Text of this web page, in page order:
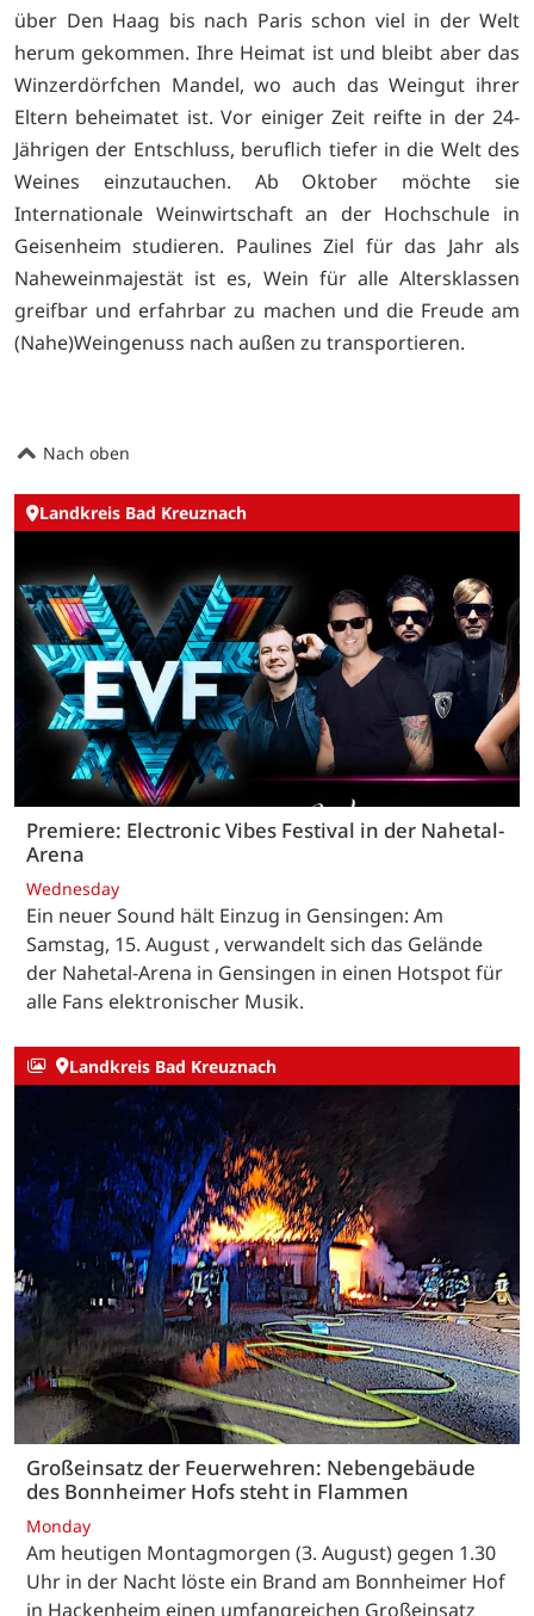
über Den Haag bis nach Paris schon viel in der Welt
herum gekommen. Ihre Heimat ist und bleibt aber das
Winzerdörfchen Mandel, wo auch das Weingut ihrer
Eltern beheimatet ist. Vor einiger Zeit reifte in der 24-
Jährigen der Entschluss, beruflich tiefer in die Welt des
Weines einzutauchen. Ab Oktober möchte sie
Internationale Weinwirtschaft an der Hochschule in
Geisenheim studieren. Paulines Ziel für das Jahr als
Naheweinmajestät ist es, Wein für alle Altersklassen
greifbar und erfahrbar zu machen und die Freude am
(Nahe)Weingenuss nach außen zu transportieren.
Nach oben
Landkreis Bad Kreuznach
Premiere: Electronic Vibes Festival in der Nahetal-
Arena
Wednesday
Ein neuer Sound hält Einzug in Gensingen: Am
Samstag, 15. August , verwandelt sich das Gelände
der Nahetal-Arena in Gensingen in einen Hotspot für
alle Fans elektronischer Musik.
Landkreis Bad Kreuznach
Großeinsatz der Feuerwehren: Nebengebäude
des Bonnheimer Hofs steht in Flammen
Monday
Am heutigen Montagmorgen (3. August) gegen 1.30
Uhr in der Nacht löste ein Brand am Bonnheimer Hof
in Hackenheim einen umfangreichen Großeinsatz